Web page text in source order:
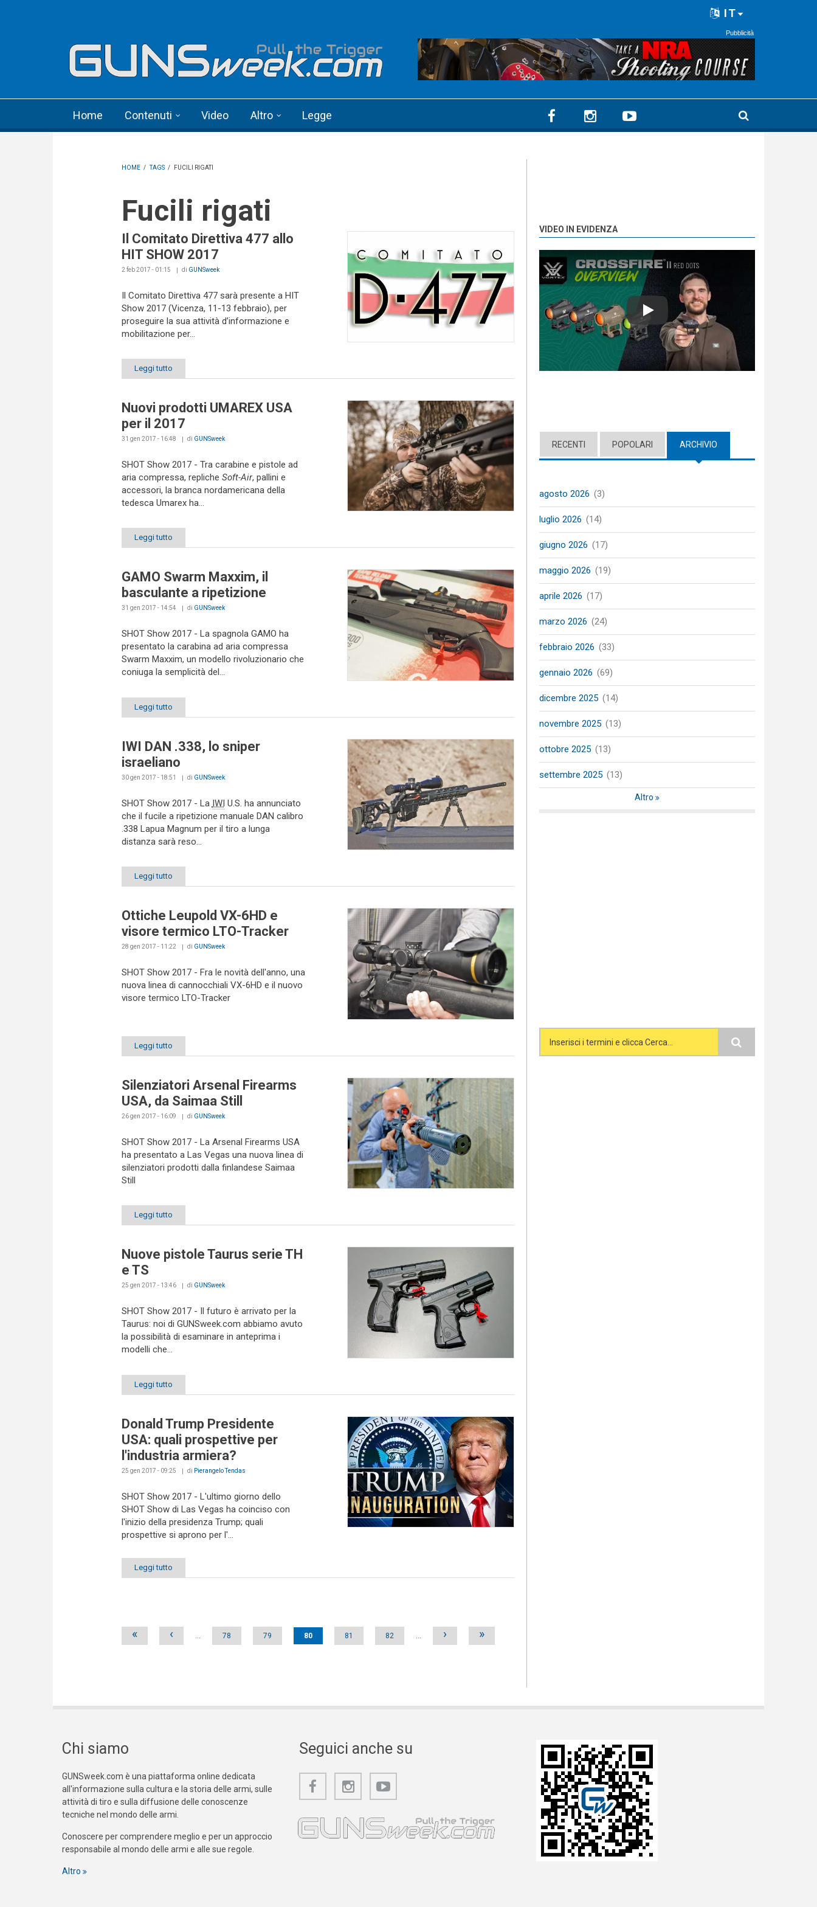
IT
Pubblicità
Home Contenuti Video Altro Legge
HOME / TAGS / FUCILI RIGATI
Fucili rigati
Il Comitato Direttiva 477 allo
HIT SHOW 2017
2 feb 2017 - 01:15 di GUNSweek
Il Comitato Direttiva 477 sarà presente a HIT
Show 2017 (Vicenza, 11-13 febbraio), per
proseguire la sua attività d’informazione e
mobilitazione per...
Leggi tutto
Nuovi prodotti UMAREX USA
per il 2017
31 gen 2017 - 16:48 di GUNSweek
SHOT Show 2017 - Tra carabine e pistole ad
aria compressa, repliche Soft-Air, pallini e
accessori, la branca nordamericana della
tedesca Umarex ha...
Leggi tutto
GAMO Swarm Maxxim, il
basculante a ripetizione
31 gen 2017 - 14:54 di GUNSweek
SHOT Show 2017 - La spagnola GAMO ha
presentato la carabina ad aria compressa
Swarm Maxxim, un modello rivoluzionario che
coniuga la semplicità del...
Leggi tutto
IWI DAN .338, lo sniper
israeliano
30 gen 2017 - 18:51 di GUNSweek
SHOT Show 2017 - La IWI U.S. ha annunciato
che il fucile a ripetizione manuale DAN calibro
.338 Lapua Magnum per il tiro a lunga
distanza sarà reso...
Leggi tutto
Ottiche Leupold VX-6HD e
visore termico LTO-Tracker
28 gen 2017 - 11:22 di GUNSweek
SHOT Show 2017 - Fra le novità dell'anno, una
nuova linea di cannocchiali VX-6HD e il nuovo
visore termico LTO-Tracker
Leggi tutto
Silenziatori Arsenal Firearms
USA, da Saimaa Still
26 gen 2017 - 16:09 di GUNSweek
SHOT Show 2017 - La Arsenal Firearms USA
ha presentato a Las Vegas una nuova linea di
silenziatori prodotti dalla finlandese Saimaa
Still
Leggi tutto
Nuove pistole Taurus serie TH
e TS
25 gen 2017 - 13:46 di GUNSweek
SHOT Show 2017 - Il futuro è arrivato per la
Taurus: noi di GUNSweek.com abbiamo avuto
la possibilità di esaminare in anteprima i
modelli che...
Leggi tutto
Donald Trump Presidente
USA: quali prospettive per
l'industria armiera?
25 gen 2017 - 09:25 di Pierangelo Tendas
SHOT Show 2017 - L'ultimo giorno dello
SHOT Show di Las Vegas ha coinciso con
l'inizio della presidenza Trump; quali
prospettive si aprono per l'...
Leggi tutto
Pages
« ‹ 78 79 80 81 82 › »
VIDEO IN EVIDENZA
Play
RECENTI POPOLARI ARCHIVIO
agosto 2026 (3)
luglio 2026 (14)
giugno 2026 (17)
maggio 2026 (19)
aprile 2026 (17)
marzo 2026 (24)
febbraio 2026 (33)
gennaio 2026 (69)
dicembre 2025 (14)
novembre 2025 (13)
ottobre 2025 (13)
settembre 2025 (13)
Altro
Search form
Chi siamo
GUNSweek.com è una piattaforma online dedicata
all'informazione sulla cultura e la storia delle armi, sulle
attività di tiro e sulla diffusione delle conoscenze
tecniche nel mondo delle armi.
Conoscere per comprendere meglio e per un approccio
responsabile al mondo delle armi e alle sue regole.
Altro
Seguici anche su